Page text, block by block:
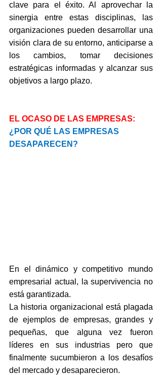
clave para el éxito. Al aprovechar la
sinergia entre estas disciplinas, las
organizaciones pueden desarrollar una
visión clara de su entorno, anticiparse a
los cambios, tomar decisiones
estratégicas informadas y alcanzar sus
objetivos a largo plazo.
EL OCASO DE LAS EMPRESAS:
¿POR QUÉ LAS EMPRESAS
DESAPARECEN?
En el dinámico y competitivo mundo
empresarial actual, la supervivencia no
está garantizada.
La historia organizacional está plagada
de ejemplos de empresas, grandes y
pequeñas, que alguna vez fueron
líderes en sus industrias pero que
finalmente sucumbieron a los desafíos
del mercado y desaparecieron.